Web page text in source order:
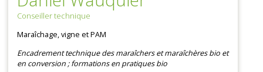
Conseiller technique
Maraîchage, vigne et PAM
Encadrement technique des maraîchers et maraîchères bio et
en conversion ; formations en pratiques bio